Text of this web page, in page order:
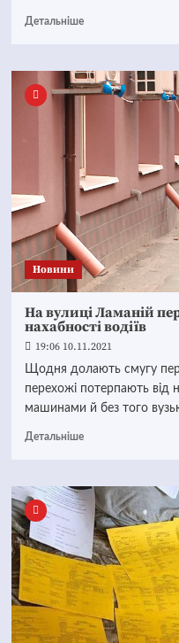
Детальніше
Новини
На вулиці Ламаній
нахабності водіїв
19:06 10.11.2021
Щодня долають смугу
перехожі потерпають від
машинами й без того
Детальніше